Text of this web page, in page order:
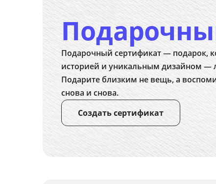
Подарочный сертификат — подарок,
историей и уникальным дизайном —
Подарите близким не вещь, а
снова и снова.
Создать сертификат